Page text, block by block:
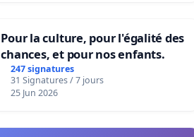
Pour la culture, pour l'égalité des
chances, et pour nos enfants.
247 signatures
31 Signatures / 7 jours
25 Jun 2026